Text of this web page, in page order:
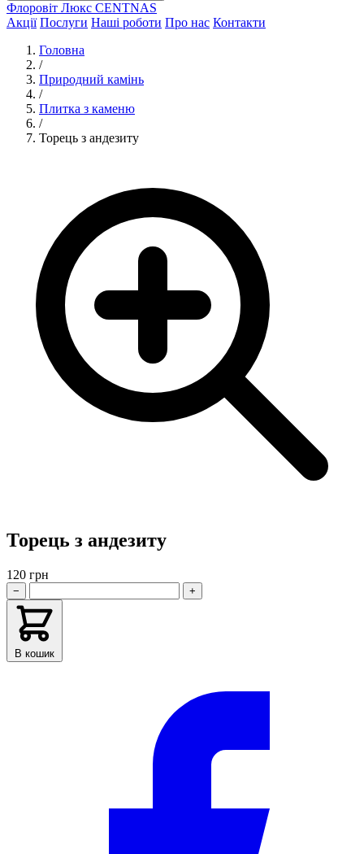
Флоровіт Люкс СENTNAS
Акції Послуги Наші роботи Про нас Контакти
Головна
/
Природний камінь
/
Плитка з каменю
/
Торець з андезиту
Торець з андезиту
120 грн
− +
В кошик